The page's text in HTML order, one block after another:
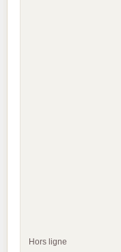
Hors ligne